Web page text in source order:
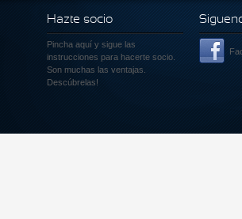
Hazte socio
Pincha aquí y sigue las
instrucciones para hacerte socio.
Son muchas las ventajas.
Descúbrelas!